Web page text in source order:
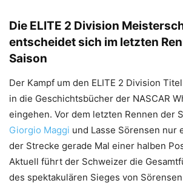
Die ELITE 2 Division
entscheidet sich im letzten
Saison
Der Kampf um den ELITE 2 Division
in die Geschichtsbücher der NASCAR
eingehen. Vor dem letzten Rennen der
Giorgio Maggi und Lasse Sörensen nur
der Strecke gerade Mal einer halben
Aktuell führt der Schweizer die
des spektakulären Sieges von